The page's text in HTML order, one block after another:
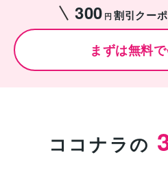
300 円 割引クー
まずは無料
ココナラの